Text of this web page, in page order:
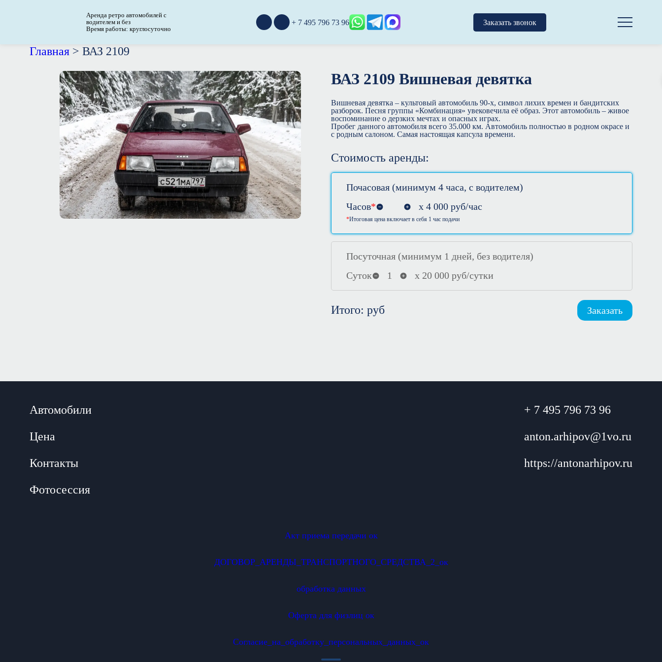
Аренда ретро автомобилей с
водителем и без
Время работы: круглосуточно
+ 7 495 796 73 96 Заказать звонок
Главная > ВАЗ 2109
ВАЗ 2109 Вишневая девятка
Вишневая девятка – культовый автомобиль 90-х, символ лихих времен и бандитских
разборок. Песня группы «Комбинация» увековечила её образ. Этот автомобиль – живое
воспоминание о дерзких мечтах и опасных играх.
Пробег данного автомобиля всего 35.000 км. Автомобиль полностью в родном окрасе и
с родным салоном. Самая настоящая капсула времени.
Стоимость аренды:
Почасовая (минимум 4 часа, с водителем)
Часов* х 4 000 руб/час
Итоговая цена включает в себя 1 час подачи
Посуточная (минимум 1 дней, без водителя)
Суток
1 х 20 000 руб/сутки
Итого: руб Заказать
Автомобили
Цена
Контакты
Фотосессия
+ 7 495 796 73 96
anton.arhipov@1vo.ru
https://antonarhipov.ru
Акт приема передачи ок
ДОГОВОР_АРЕНДЫ_ТРАНСПОРТНОГО_СРЕДСТВА_2_ок
обработка данных
Оферта для физлиц ок
Согласие_на_обработку_персональных_данных_ок